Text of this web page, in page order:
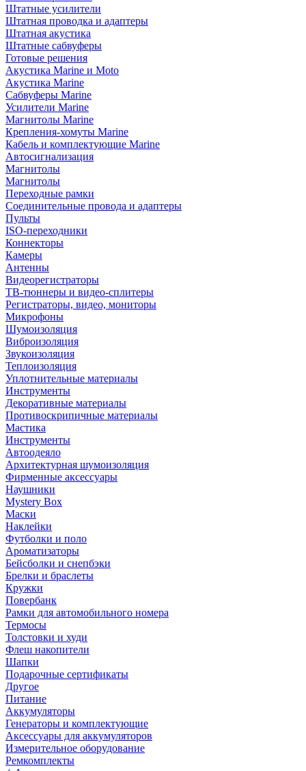
Штатные усилители
Штатная проводка и адаптеры
Штатная акустика
Штатные сабвуферы
Готовые решения
Акустика Marine и Moto
Акустика Marine
Сабвуферы Marine
Усилители Marine
Магнитолы Marine
Крепления-хомуты Marine
Кабель и комплектующие Marine
Автосигнализация
Магнитолы
Магнитолы
Переходные рамки
Соединительные провода и адаптеры
Пульты
ISO-переходники
Коннекторы
Камеры
Антенны
Видеорегистраторы
ТВ-тюннеры и видео-сплитеры
Регистраторы, видео, мониторы
Микрофоны
Шумоизоляция
Виброизоляция
Звукоизоляция
Теплоизоляция
Уплотнительные материалы
Инструменты
Декоративные материалы
Противоскрипичные материалы
Мастика
Инструменты
Автоодеяло
Архитектурная шумоизоляция
Фирменные аксессуары
Наушники
Mystery Box
Маски
Наклейки
Футболки и поло
Ароматизаторы
Бейсболки и снепбэки
Брелки и браслеты
Кружки
Повербанк
Рамки для автомобильного номера
Термосы
Толстовки и худи
Флеш накопители
Шапки
Подарочные сертификаты
Другое
Питание
Аккумуляторы
Генераторы и комплектующие
Аксессуары для аккумуляторов
Измерительное оборудование
Ремкомплекты